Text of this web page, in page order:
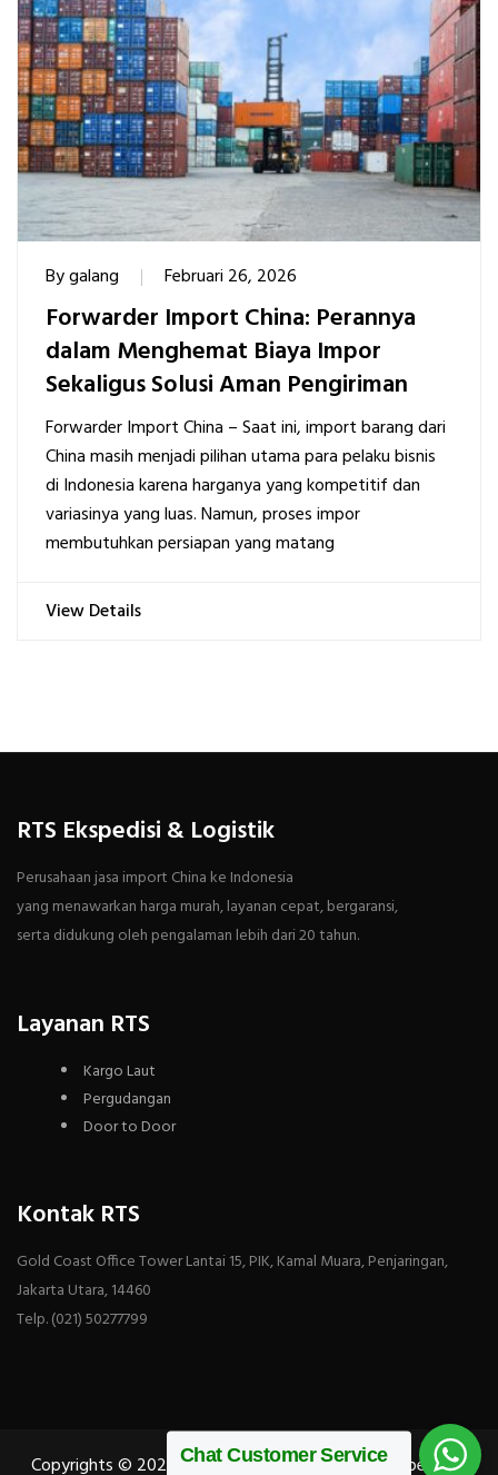
Bygalang Februari 26, 2026
Forwarder Import China: Perannya
dalam Menghemat Biaya Impor
Sekaligus Solusi Aman Pengiriman
Forwarder Import China – Saat ini, import barang dari
China masih menjadi pilihan utama para pelaku bisnis
di Indonesia karena harganya yang kompetitif dan
variasinya yang luas. Namun, proses impor
membutuhkan persiapan yang matang
View Details
RTS Ekspedisi & Logistik
Perusahaan jasa import China ke Indonesia
yang menawarkan harga murah, layanan cepat, bergaransi,
serta didukung oleh pengalaman lebih dari 20 tahun.
Layanan RTS
Kargo Laut
Pergudangan
Door to Door
Kontak RTS
Gold Coast Office Tower Lantai 15, PIK, Kamal Muara, Penjaringan,
Jakarta Utara, 14460
Telp. (021) 50277799
Copyrights © 2025 All Rights Reserved by RTS Ekspedisi &
Chat Customer Service